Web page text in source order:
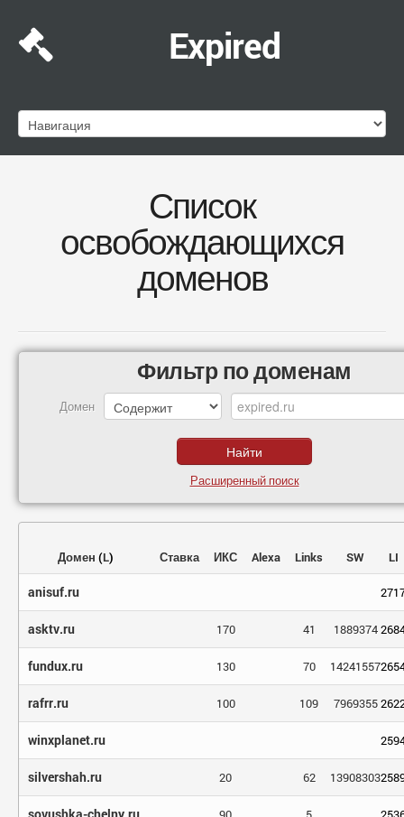
Expired
Список
освобождающихся
доменов
Фильтр по доменам
Домен
Расширенный поиск
Домен (L) Ставка ИКС Alexa Links SW LI
anisuf.ru
asktv.ru 170 41 1889374
fundux.ru 130 70 14241557
rafrr.ru 100 109 7969355
winxplanet.ru
silvershah.ru 20 62 13908303